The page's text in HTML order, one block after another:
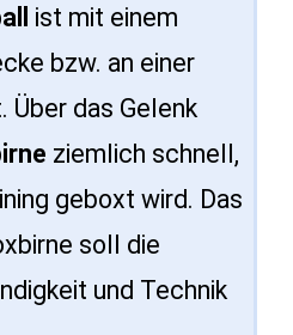
ist mit einem
bzw. an einer
das Gelenk
ziemlich schnell,
geboxt wird. Das
soll die
und Technik